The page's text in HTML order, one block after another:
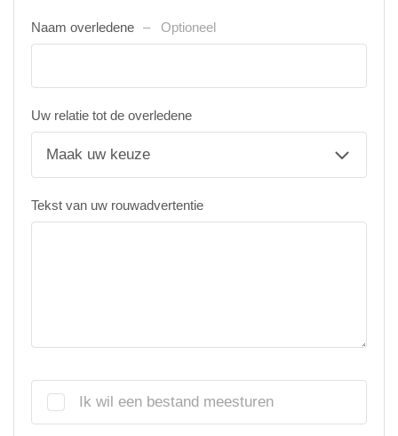
Naam overledene Optioneel
Uw relatie tot de overledene
Tekst van uw rouwadvertentie
Ik wil een bestand meesturen